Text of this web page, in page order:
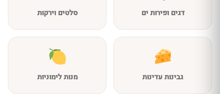
דגים ופירות ים סלטים וירקות
גבינות עדינות מנות לימוניות